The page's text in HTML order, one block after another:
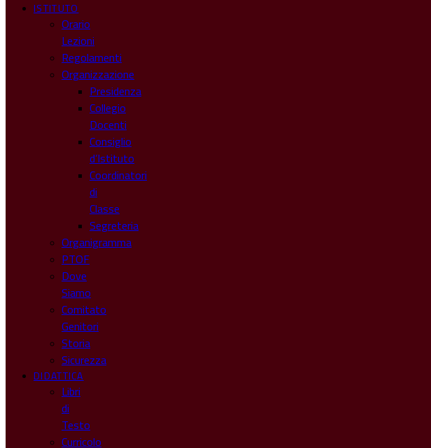
ISTITUTO
Orario
Lezioni
Regolamenti
Organizzazione
Presidenza
Collegio
Docenti
Consiglio
d’Istituto
Coordinatori
di
Classe
Segreteria
Organigramma
PTOF
Dove
Siamo
Comitato
Genitori
Storia
Sicurezza
DIDATTICA
Libri
di
Testo
Curricolo